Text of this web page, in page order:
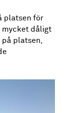
platsen för
mycket dåligt
på platsen,